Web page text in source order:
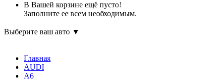
В Вашей корзине ещё пусто!
Заполните ее всем необходимым.
Выберите ваш авто ▼
Главная
AUDI
A6